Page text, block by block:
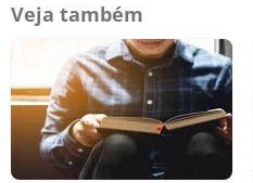
Veja também